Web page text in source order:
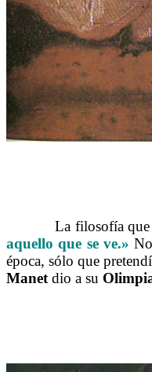
La filosofía que
aquello que se ve.»
época, sólo que
Manet dio a su